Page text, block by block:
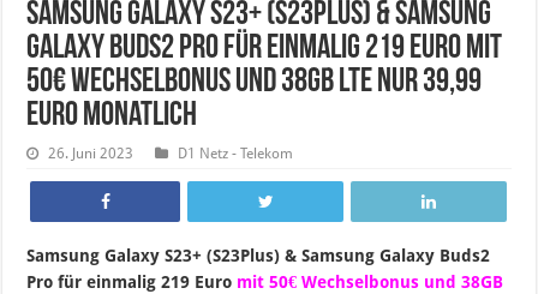
Samsung Galaxy S23+ (S23Plus) & Samsung
Galaxy Buds2 Pro für einmalig 219 Euro mit
50€ Wechselbonus und 38GB LTE nur 39,99
Euro monatlich
26. Juni 2023 D1 Netz - Telekom
Samsung Galaxy S23+ (S23Plus) & Samsung Galaxy Buds2
Pro für einmalig 219 Euro mit 50€ Wechselbonus und 38GB